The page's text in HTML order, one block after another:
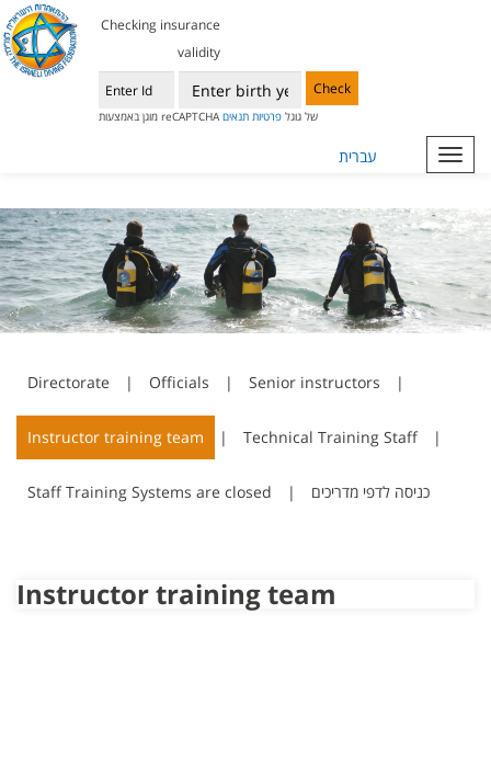
Checking insurance
validity
Check
מוגן באמצעות reCAPTCHA של גוגלפרטיות תנאים
עברית
Directorate | Officials | Senior instructors |
Instructor training team | Technical Training Staff |
Staff Training Systems are closed | כניסה לדפי מדריכים
Instructor training team